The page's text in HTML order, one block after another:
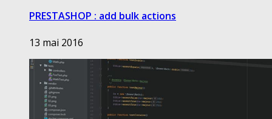
PRESTASHOP : add bulk actions
13 mai 2016